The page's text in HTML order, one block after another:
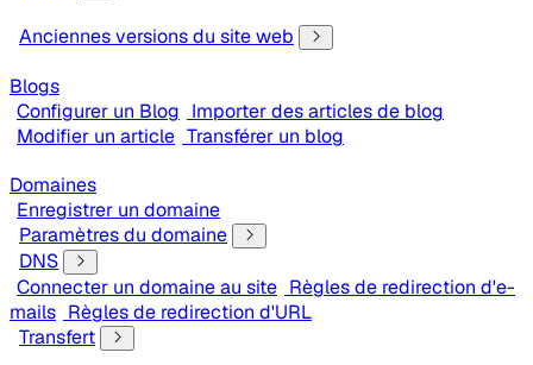
Anciennes versions du site web
Blogs
Configurer un Blog Importer des articles de blog
Modifier un article Transférer un blog
Domaines
Enregistrer un domaine
Paramètres du domaine
DNS
Connecter un domaine au site Règles de redirection d'e-
mails Règles de redirection d'URL
Transfert